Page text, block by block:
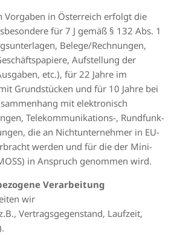
Vorgaben in Österreich erfolgt die
für 7 J gemäß § 132 Abs. 1
Belege/Rechnungen,
Aufstellung der
etc.), für 22 Jahre im
Grundstücken und für 10 Jahre bei
mit elektronisch
Telekommunikations-, Rundfunk-
die an Nichtunternehmer in EU-
werden und für die der Mini-
in Anspruch genommen wird.
Verarbeitung
wir
Vertragsgegenstand, Laufzeit,